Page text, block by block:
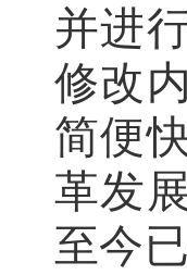
并进
修改
简便
革发
至今